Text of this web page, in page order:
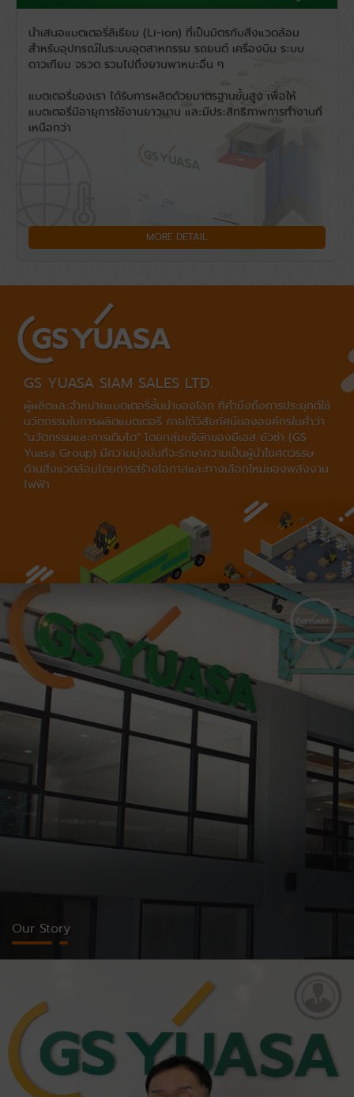
นำเสนอแบตเตอรี่ลิเธียม (Li-ion) ที่เป็นมิตรกับสิ่งแวดล้อม
สำหรับอุปกรณ์ในระบบอุตสาหกรรม รถยนต์ เครื่องบิน ระบบ
ดาวเทียม จรวด รวมไปถึงยานพาหนะอื่น ๆ
แบตเตอรี่ของเรา ได้รับการผลิตด้วยมาตรฐานขั้นสูง เพื่อให้
แบตเตอรี่มีอายุการใช้งานยาวนาน และมีประสิทธิภาพการทำงานที่
เหนือกว่า
MORE DETAIL
GS YUASA SIAM SALES LTD.
ผู้ผลิตและจำหน่ายแบตเตอรี่ชั้นนำของโลก ที่คำนึงถึงการประยุกต์ใช้
นวัตกรรมในการผลิตแบตเตอรี่ ภายใต้วิสัยทัศน์ขององค์กรในคำว่า
"นวัตกรรมและการเติบโต" โดยกลุ่มบริษัทของยีเอส ยัวซ่า (GS
Yuasa Group) มีความมุ่งมั่นที่จะรักษาความเป็นผู้นำในศตวรรษ
ด้านสิ่งแวดล้อมโดยการสร้างโอกาสและทางเลือกใหม่ของพลังงาน
ไฟฟ้า
Our Story